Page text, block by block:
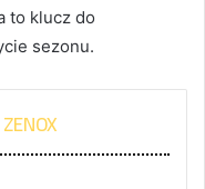
to klucz do
sezonu.